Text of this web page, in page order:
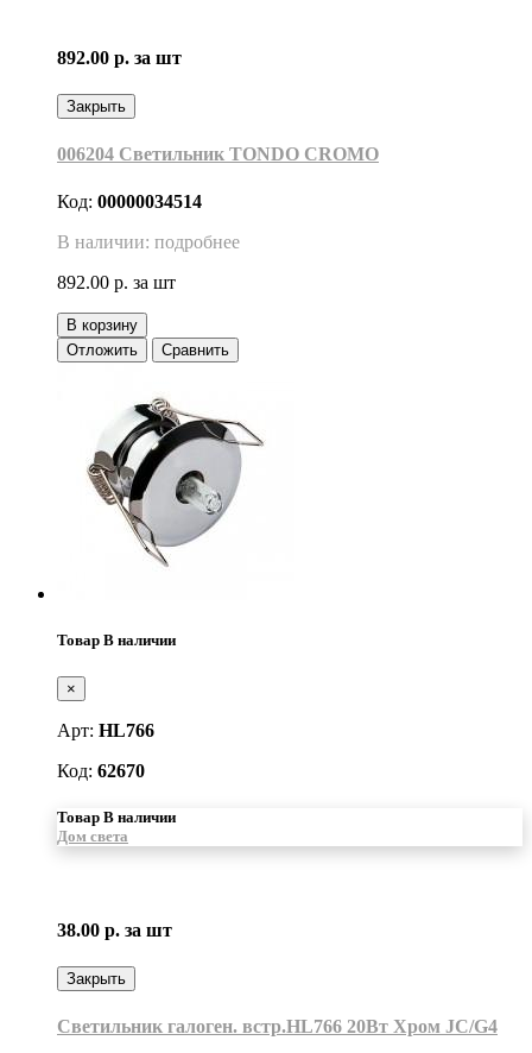
892.00 р. за шт
Закрыть
006204 Светильник TONDO CROMO
Код: 00000034514
В наличии: подробнее
892.00 р. за шт
В корзину
Отложить
Сравнить
Товар В наличии
×
Арт: HL766
Код: 62670
Товар В наличии
Дом света
38.00 р. за шт
Закрыть
Светильник галоген. встр.HL766 20Вт Хром JC/G4